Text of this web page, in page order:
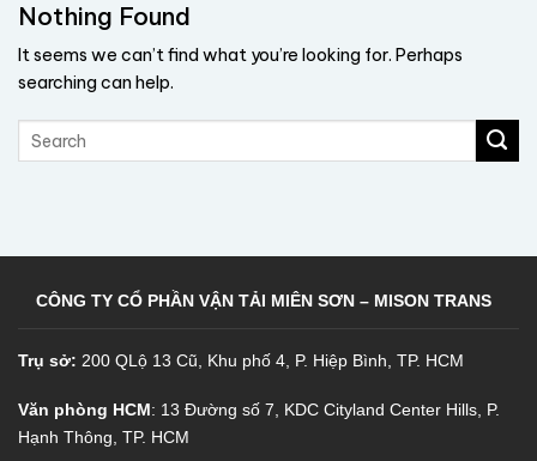
Nothing Found
It seems we can’t find what you’re looking for. Perhaps
searching can help.
CÔNG TY CỔ PHẦN VẬN TẢI MIÊN SƠN – MISON TRANS
Trụ sở: 200 QLộ 13 Cũ, Khu phố 4, P. Hiệp Bình, TP. HCM
Văn phòng HCM: 13 Đường số 7, KDC Cityland Center Hills, P.
Hạnh Thông, TP. HCM